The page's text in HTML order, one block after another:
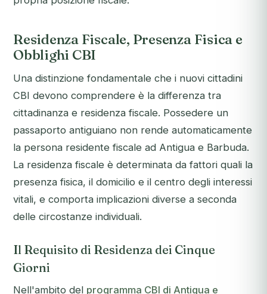
Residenza Fiscale, Presenza Fisica e
Obblighi CBI
Una distinzione fondamentale che i nuovi cittadini
CBI devono comprendere è la differenza tra
cittadinanza e residenza fiscale. Possedere un
passaporto antiguiano non rende automaticamente
la persona residente fiscale ad Antigua e Barbuda.
La residenza fiscale è determinata da fattori quali la
presenza fisica, il domicilio e il centro degli interessi
vitali, e comporta implicazioni diverse a seconda
delle circostanze individuali.
Il Requisito di Residenza dei Cinque
Giorni
Nell'ambito del programma CBI di Antigua e